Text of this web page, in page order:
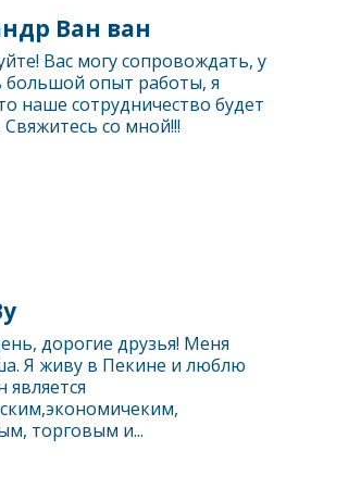
Ван ван
Вас могу сопровождать, у
большой опыт работы, я
наше сотрудничество будет
со мной!!!
дорогие друзья! Меня
Я живу в Пекине и люблю
является
торговым и...